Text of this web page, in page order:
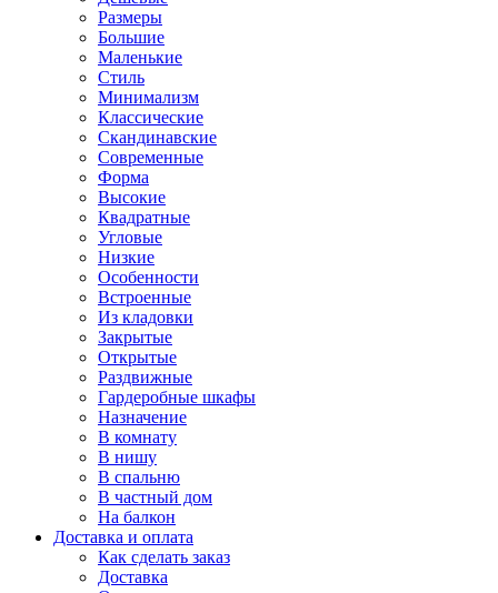
Размеры
Большие
Маленькие
Стиль
Минимализм
Классические
Скандинавские
Современные
Форма
Высокие
Квадратные
Угловые
Низкие
Особенности
Встроенные
Из кладовки
Закрытые
Открытые
Раздвижные
Гардеробные шкафы
Назначение
В комнату
В нишу
В спальню
В частный дом
На балкон
Доставка и оплата
Как сделать заказ
Доставка